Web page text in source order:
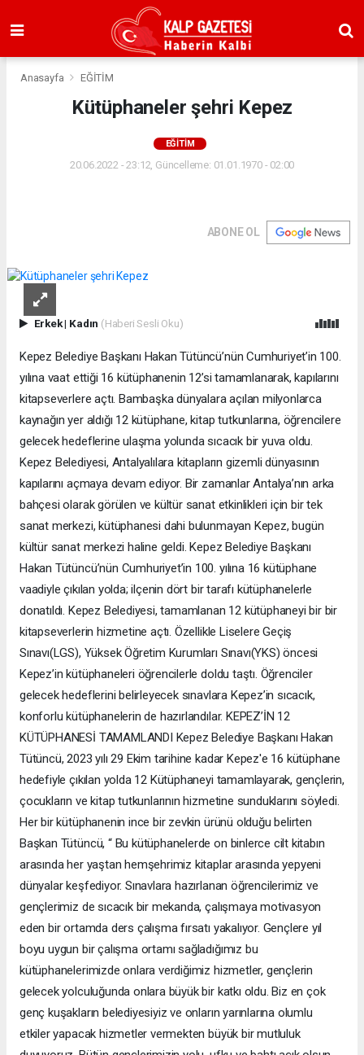
Anasayfa EĞİTİM
Kütüphaneler şehri Kepez
EĞİTİM
20.06.2022 - 23:12, Güncelleme: 01.01.1970 - 02:00
ABONE OL
Erkek| Kadın (Haberi Sesli Oku)
Kepez Belediye Başkanı Hakan Tütüncü’nün Cumhuriyet’in 100.
yılına vaat ettiği 16 kütüphanenin 12’si tamamlanarak, kapılarını
kitapseverlere açtı. Bambaşka dünyalara açılan milyonlarca
kaynağın yer aldığı 12 kütüphane, kitap tutkunlarına, öğrencilere
gelecek hedeflerine ulaşma yolunda sıcacık bir yuva oldu.
Kepez Belediyesi, Antalyalılara kitapların gizemli dünyasının
kapılarını açmaya devam ediyor. Bir zamanlar Antalya’nın arka
bahçesi olarak görülen ve kültür sanat etkinlikleri için bir tek
sanat merkezi, kütüphanesi dahi bulunmayan Kepez, bugün
kültür sanat merkezi haline geldi. Kepez Belediye Başkanı
Hakan Tütüncü’nün Cumhuriyet’in 100. yılına 16 kütüphane
vaadiyle çıkılan yolda; ilçenin dört bir tarafı kütüphanelerle
donatıldı. Kepez Belediyesi, tamamlanan 12 kütüphaneyi bir bir
kitapseverlerin hizmetine açtı. Özellikle Liselere Geçiş
Sınavı(LGS), Yüksek Öğretim Kurumları Sınavı(YKS) öncesi
Kepez’in kütüphaneleri öğrencilerle doldu taştı. Öğrenciler
gelecek hedeflerini belirleyecek sınavlara Kepez’in sıcacık,
konforlu kütüphanelerin de hazırlandılar. KEPEZ’İN 12
KÜTÜPHANESİ TAMAMLANDI Kepez Belediye Başkanı Hakan
Tütüncü, 2023 yılı 29 Ekim tarihine kadar Kepez'e 16 kütüphane
hedefiyle çıkılan yolda 12 Kütüphaneyi tamamlayarak, gençlerin,
çocukların ve kitap tutkunlarının hizmetine sunduklarını söyledi.
Her bir kütüphanenin ince bir zevkin ürünü olduğu belirten
Başkan Tütüncü, “ Bu kütüphanelerde on binlerce cilt kitabın
arasında her yaştan hemşehrimiz kitaplar arasında yepyeni
dünyalar keşfediyor. Sınavlara hazırlanan öğrencilerimiz ve
gençlerimiz de sıcacık bir mekanda, çalışmaya motivasyon
eden bir ortamda ders çalışma fırsatı yakalıyor. Gençlere yıl
boyu uygun bir çalışma ortamı sağladığımız bu
kütüphanelerimizde onlara verdiğimiz hizmetler, gençlerin
gelecek yolculuğunda onlara büyük bir katkı oldu. Biz en çok
genç kuşakların belediyesiyiz ve onların yarınlarına olumlu
etkiler yapacak hizmetler vermekten büyük bir mutluluk